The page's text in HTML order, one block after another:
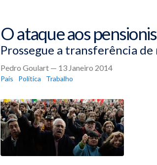
O ataque aos
Prossegue a transferência
Pedro Goulart — 13 Janeiro 2014
País Política Trabalho